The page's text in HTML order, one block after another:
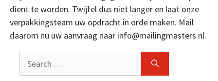
dient te worden. Twijfel dus niet langer en laat onze
verpakkingsteam uw opdracht in orde maken. Mail
daarom nu uw aanvraag naar info@mailingmasters.nl.
for: